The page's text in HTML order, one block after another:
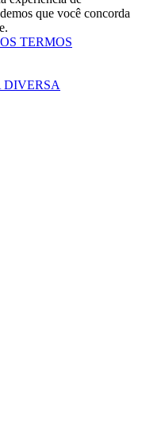
que você concorda
TERMOS